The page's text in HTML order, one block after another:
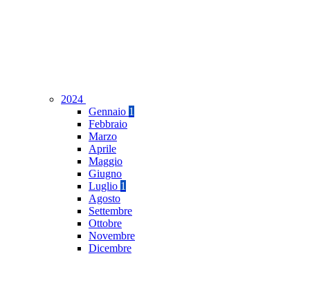
2024
Gennaio 1
Febbraio
Marzo
Aprile
Maggio
Giugno
Luglio 1
Agosto
Settembre
Ottobre
Novembre
Dicembre